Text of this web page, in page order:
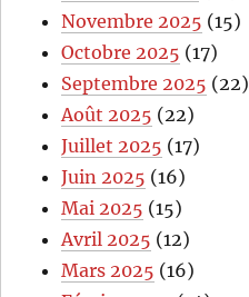
Novembre 2025 (15)
Octobre 2025 (17)
Septembre 2025 (22)
Août 2025 (22)
Juillet 2025 (17)
Juin 2025 (16)
Mai 2025 (15)
Avril 2025 (12)
Mars 2025 (16)